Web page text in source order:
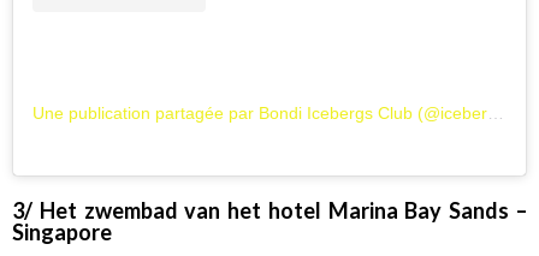
3/ Het zwembad van het hotel Marina Bay Sands –
Singapore